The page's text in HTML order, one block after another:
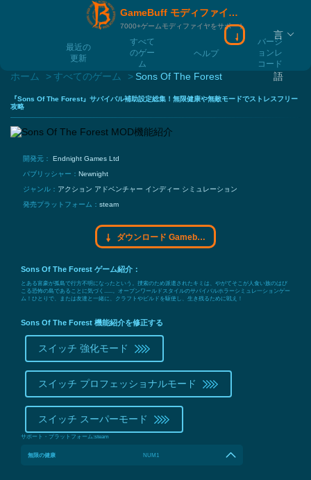
GameBuff モディファイヤモディファイヤ
7000+ゲームモディファイヤをサポート
最近の
更新
すべて
のゲー
ム
ヘルプ
バージ
ョンレ
コード
ダウンロード
言
語
ホーム すべてのゲーム Sons Of The Forest
『Sons Of The Forest』サバイバル補助設定総集！無限健康や無敵モードでストレスフリー
攻略
開発元： Endnight Games Ltd
パブリッシャー： Newnight
ジャンル： アクション アドベンチャー インディー シミュレーション
発売プラットフォーム： steam
ダウンロード Gamebuff モディファイヤモディファイヤ
Sons Of The Forest ゲーム紹介：
とある富豪が孤島で行方不明になったという。捜索のため派遣されたキミは、やがてそこが人食い族のはび
こる恐怖の島であることに気づく......。オープンワールドスタイルのサバイバルホラーシミュレ一ションゲー
ム！ひとりで、または友達と一緒に、クラフトやビルドを駆使し、生き残るために戦え！
Sons Of The Forest 機能紹介を修正する
スイッチ 強化モード
スイッチ プロフェッショナルモード
スイッチ スーパーモード
サポート・プラットフォーム:steam
無限の健康 NUM1